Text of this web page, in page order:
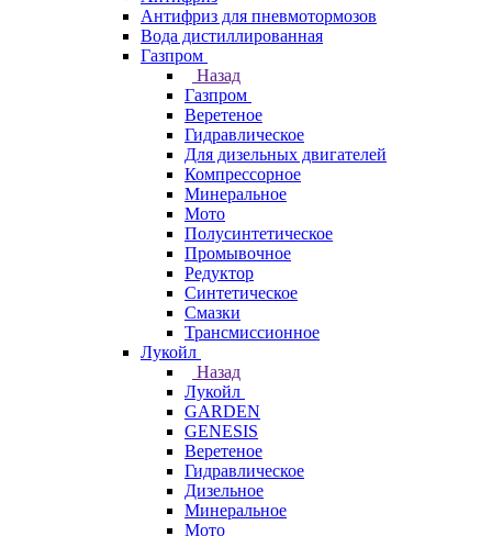
Антифриз для пневмотормозов
Вода дистиллированная
Газпром
Назад
Газпром
Веретеное
Гидравлическое
Для дизельных двигателей
Компрессорное
Минеральное
Мото
Полусинтетическое
Промывочное
Редуктор
Синтетическое
Смазки
Трансмиссионное
Лукойл
Назад
Лукойл
GARDEN
GENESIS
Веретеное
Гидравлическое
Дизельное
Минеральное
Мото